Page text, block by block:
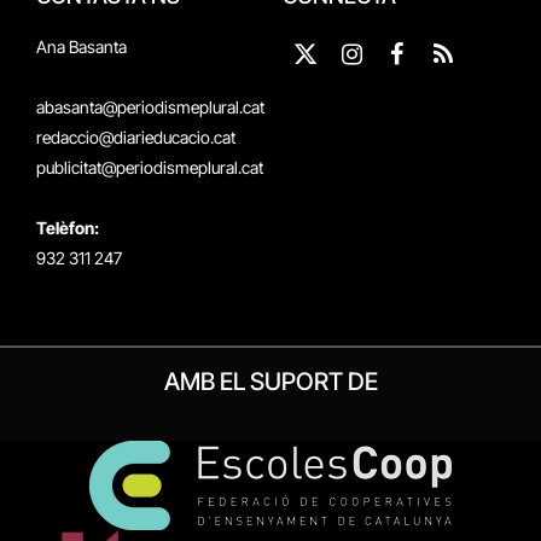
Ana Basanta
abasanta@periodismeplural.cat
redaccio@diarieducacio.cat
publicitat@periodismeplural.cat
Telèfon:
932 311 247
X
Instagram
Facebook
RSS
AMB EL SUPORT DE